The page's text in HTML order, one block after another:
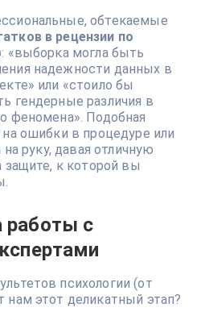
обтекаемые
в рецензии по
«выборка могла быть
надежности данных в
или «стоило бы
гендерные различия в
феномена». Подобная
ошибки в процедуре или
руку, давая отличную
защите, к которой вы
работы с
психологии (от
этот деликатный этап?